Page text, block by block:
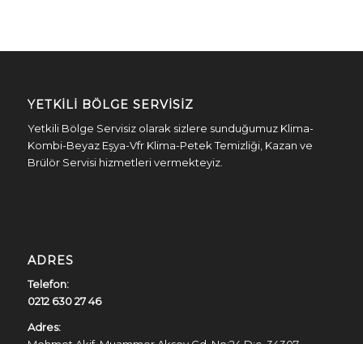
YETKILI BÖLGE SERVISIZ
Yetkili Bölge Servisiz olarak sizlere sunduğumuz Klima-
Kombi-Beyaz Eşya-Vfr Klima-Petek Temizliği, Kazan ve
Brülör Servisi hizmetleri vermekteyiz.
ADRES
Telefon:
0212 630 27 46
Adres: